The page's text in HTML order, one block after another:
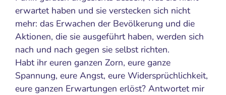
erwartet haben und sie verstecken sich nicht
mehr: das Erwachen der Bevölkerung und die
Aktionen, die sie ausgeführt haben, werden sich
nach und nach gegen sie selbst richten.
Habt ihr euren ganzen Zorn, eure ganze
Spannung, eure Angst, eure Widersprüchlichkeit,
eure ganzen Erwartungen erlöst? Antwortet mir